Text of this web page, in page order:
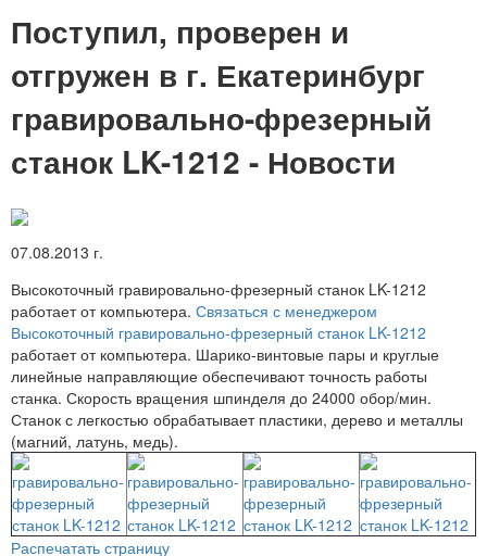
Поступил, проверен и
отгружен в г. Екатеринбург
гравировально-фрезерный
станок LK-1212 - Новости
07.08.2013 г.
Высокоточный гравировально-фрезерный станок LK-1212
работает от компьютера. Связаться с менеджером
Высокоточный гравировально-фрезерный станок LK-1212
работает от компьютера. Шарико-винтовые пары и круглые
линейные направляющие обеспечивают точность работы
станка. Скорость вращения шпинделя до 24000 обор/мин.
Станок с легкостью обрабатывает пластики, дерево и металлы
(магний, латунь, медь).
Распечатать страницу